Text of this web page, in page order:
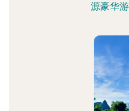
源豪华